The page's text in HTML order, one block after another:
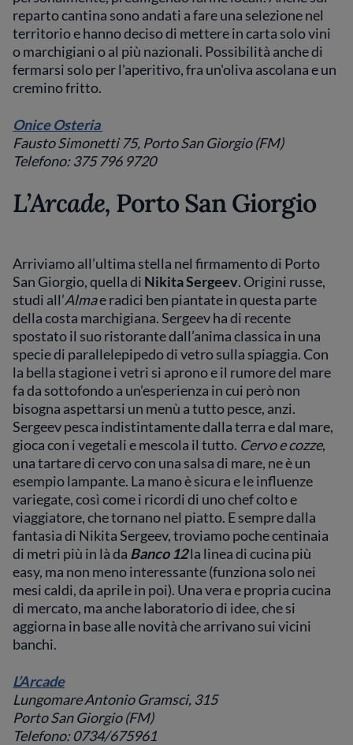
reparto cantina sono andati a fare una selezione nel
territorio e hanno deciso di mettere in carta solo vini
o marchigiani o al più nazionali. Possibilità anche di
fermarsi solo per l'aperitivo, fra un'oliva ascolana e un
cremino fritto.
Onice Osteria
Fausto Simonetti 75, Porto San Giorgio (FM)
Telefono: 375 796 9720
L’Arcade, Porto San Giorgio
Arriviamo all’ultima stella nel firmamento di Porto
San Giorgio, quella di Nikita Sergeev. Origini russe,
studi all’Almae radici ben piantate in questa parte
della costa marchigiana. Sergeev ha di recente
spostato il suo ristorante dall’anima classica in una
specie di parallelepipedo di vetro sulla spiaggia. Con
la bella stagione i vetri si aprono e il rumore del mare
fa da sottofondo a un’esperienza in cui però non
bisogna aspettarsi un menù a tutto pesce, anzi.
Sergeev pesca indistintamente dalla terra e dal mare,
gioca con i vegetali e mescola il tutto. Cervo e cozze,
una tartare di cervo con una salsa di mare, ne è un
esempio lampante. La mano è sicura e le influenze
variegate, così come i ricordi di uno chef colto e
viaggiatore, che tornano nel piatto. E sempre dalla
fantasia di Nikita Sergeev, troviamo poche centinaia
di metri più in là da Banco 12la linea di cucina più
easy, ma non meno interessante (funziona solo nei
mesi caldi, da aprile in poi). Una vera e propria cucina
di mercato, ma anche laboratorio di idee, che si
aggiorna in base alle novità che arrivano sui vicini
banchi.
L’Arcade
Lungomare Antonio Gramsci, 315
Porto San Giorgio (FM)
Telefono: 0734/675961